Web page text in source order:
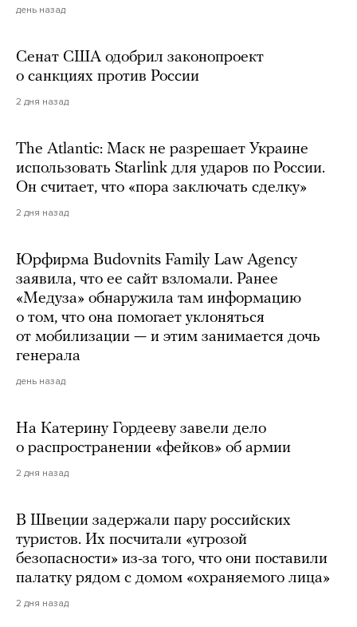
день назад
Сенат США одобрил законопроект
о санкциях против России
2 дня назад
The Atlantic: Маск не разрешает Украине
использовать Starlink для ударов по России.
Он считает, что «пора заключать сделку»
2 дня назад
Юрфирма Budovnits Family Law Agency
заявила, что ее сайт взломали. Ранее
«Медуза» обнаружила там информацию
о том, что она помогает уклоняться
от мобилизации — и этим занимается дочь
генерала
день назад
На Катерину Гордееву завели дело
о распространении «фейков» об армии
2 дня назад
В Швеции задержали пару российских
туристов. Их посчитали «угрозой
безопасности» из-за того, что они поставили
палатку рядом с домом «охраняемого лица»
2 дня назад